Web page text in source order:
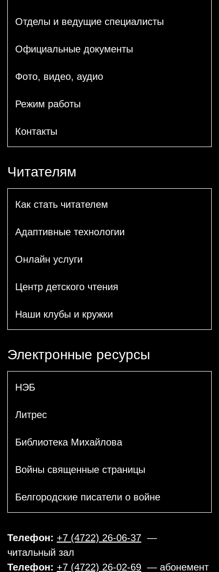
Отделы и ведущие специалисты
Официальные документы
Фото, видео, аудио
Режим работы
Контакты
Читателям
Как стать читателем
Адаптивные технологии
Онлайн услуги
Центр детского чтения
Наши клубы и кружки
Электронные ресурсы
НЭБ
Литрес
Библиотека Михайлова
Войны священные страницы
Белгородские писатели о войне
Телефон: +7 (4722) 26-06-37 —
читальный зал
Телефон: +7 (4722) 26-02-69 — абонемент